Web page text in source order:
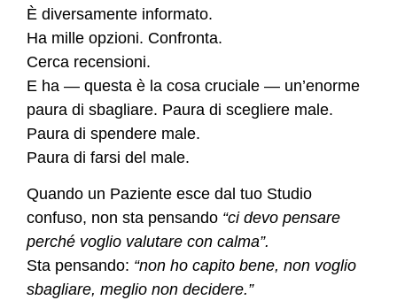
È diversamente informato.
Ha mille opzioni. Confronta.
Cerca recensioni.
E ha — questa è la cosa cruciale — un’enorme
paura di sbagliare. Paura di scegliere male.
Paura di spendere male.
Paura di farsi del male.
Quando un Paziente esce dal tuo Studio
confuso, non sta pensando “ci devo pensare
perché voglio valutare con calma”.
Sta pensando: “non ho capito bene, non voglio
sbagliare, meglio non decidere.”